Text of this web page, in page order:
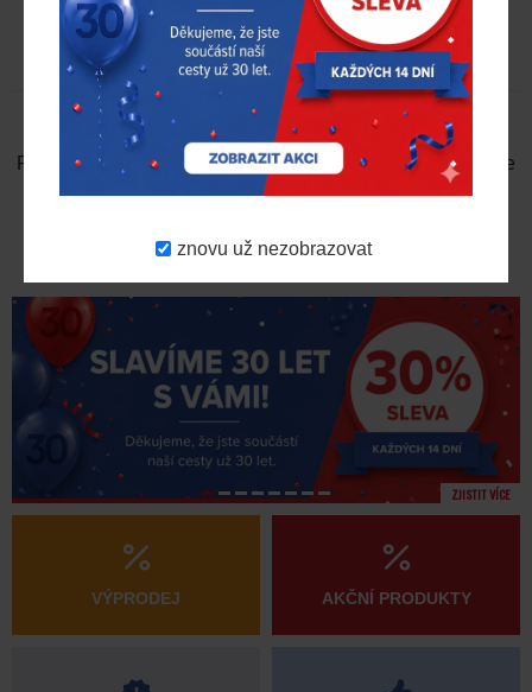
znovu už nezobrazovat
RECENZE
NAPSAT RECENZI
Prosímpřihlaste se nebose registrujte pro napsání recenze
ZJISTIT VÍCE
VÝPRODEJ AKČNÍ PRODUKTY